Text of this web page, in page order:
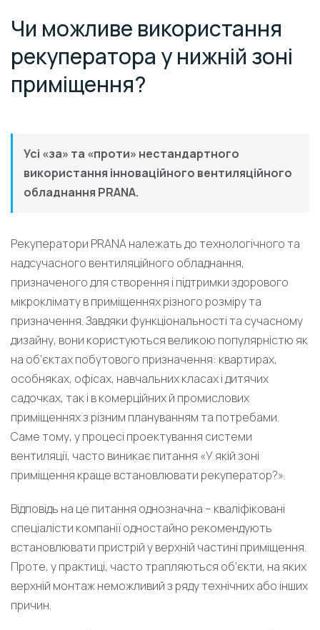
Чи можливе використання
рекуператора у нижній зоні
приміщення?
Усі «за» та «проти» нестандартного
використання інноваційного вентиляційного
обладнання PRANA.
Рекуператори PRANA належать до технологічного та
надсучасного вентиляційного обладнання,
призначеного для створення і підтримки здорового
мікроклімату в приміщеннях різного розміру та
призначення. Завдяки функціональності та сучасному
дизайну, вони користуються великою популярністю як
на об’єктах побутового призначення: квартирах,
особняках, офісах, навчальних класах і дитячих
садочках, так і в комерційних й промислових
приміщеннях з різним плануванням та потребами.
Саме тому, у процесі проектування системи
вентиляції, часто виникає питання «У якій зоні
приміщення краще встановлювати рекуператор?».
Відповідь на це питання однозначна – кваліфіковані
спеціалісти компанії одностайно рекомендують
встановлювати пристрій у верхній частині приміщення.
Проте, у практиці, часто трапляються об’єкти, на яких
верхній монтаж неможливий з ряду технічних або інших
причин.